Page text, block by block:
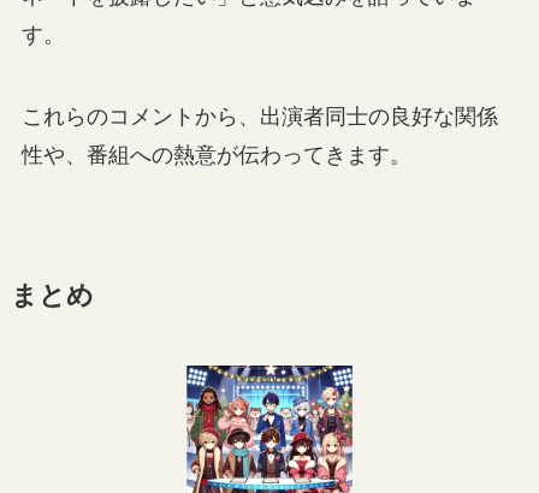
す。
これらのコメントから、出演者同士の良好な関係
性や、番組への熱意が伝わってきます。
まとめ